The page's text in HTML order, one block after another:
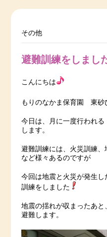
その他
避難訓練をしまし
こんにちは
もりのなかま保育園 東砂
今日は、月に一度行われる
します。
避難訓練には、火災訓練
など様々あるのですが
今回は地震と火災が発生
訓練をしました
地震の揺れが収まったあ
避難します。